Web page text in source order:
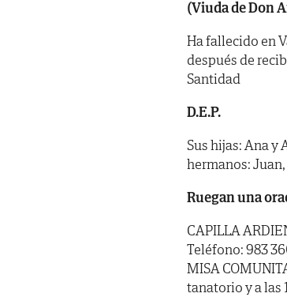
(Viuda de Don
Ha fallecido en
después de
Santidad
D.E.P.
Sus hijas: Ana y
hermanos:
Ruegan una
CAPILLA
Teléfono: 983
MISA
tanatorio y a las